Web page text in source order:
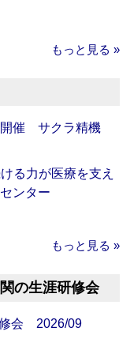
もっと見る »
開催 サクラ精機
る力が医療を支え
ンター
もっと見る »
の生涯研修会
会 2026/09